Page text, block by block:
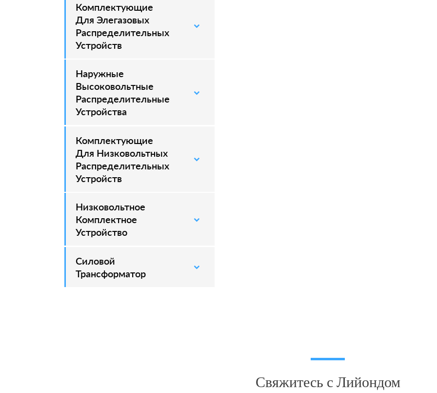
Комплектующие
Для Элегазовых
Распределительных
Устройств
–
Наружные
Высоковольтные
Распределительные
Устройства
–
Комплектующие
Для Низковольтных
Распределительных
Устройств
Низковольтное
Комплектное
Устройство
Силовой
Трансформатор
–
Свяжитесь с Лийондом